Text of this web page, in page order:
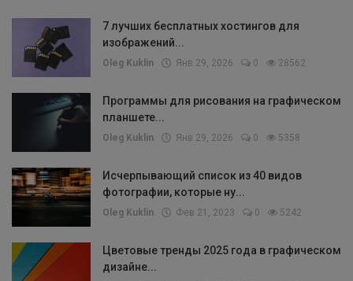
7 лучших бесплатных хостингов для
изображений...
Oleg Kuklin Янв 29, 2026 0 28562
Программы для рисования на графическом
планшете...
Oleg Kuklin Янв 29, 2026 0 5358
Исчерпывающий список из 40 видов
фотографии, которые ну...
Oleg Kuklin Фев 21, 2023 0 5242
Цветовые тренды 2025 года в графическом
дизайне...